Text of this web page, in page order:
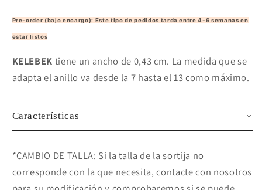
Pre-order (bajo encargo): Este tipo de pedidos tarda entre 4-6 semanas en
estar listos
KELEBEK tiene un ancho de 0,43 cm. La medida que se
adapta el anillo va desde la 7 hasta el 13 como máximo.
Características
*CAMBIO DE TALLA: Si la talla de la sortija no
corresponde con la que necesita, contacte con nosotros